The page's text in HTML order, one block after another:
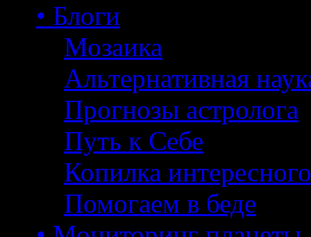
• Блоги
Мозаика
Альтернативная
Прогнозы астролога
Путь к Себе
Копилка интересного
Помогаем в беде